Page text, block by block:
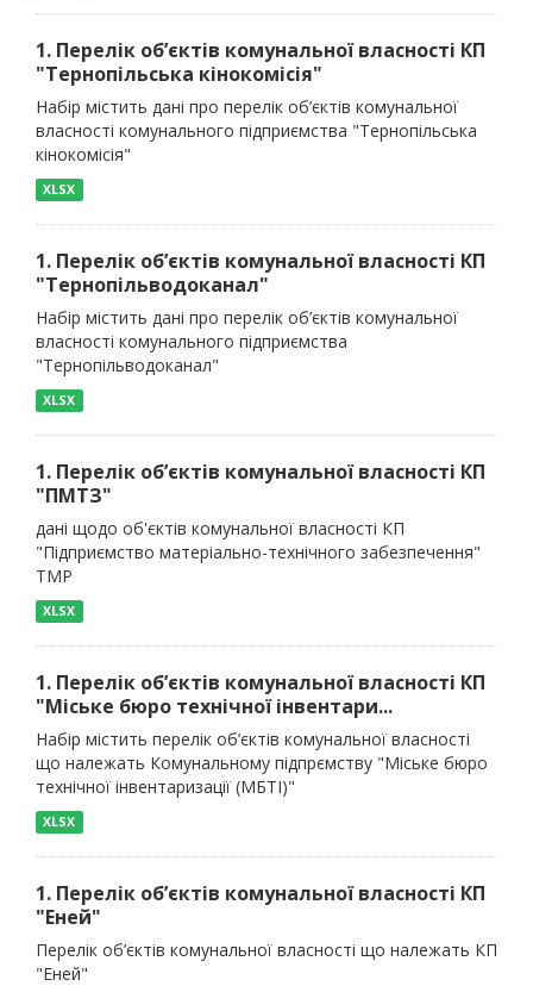
1. Перелік об’єктів комунальної власності КП
"Тернопільська кінокомісія"
Набір містить дані про перелік об’єктів комунальної
власності комунального підприємства "Тернопільська
кінокомісія"
XLSX
1. Перелік об’єктів комунальної власності КП
"Тернопільводоканал"
Набір містить дані про перелік об’єктів комунальної
власності комунального підприємства
"Тернопільводоканал"
XLSX
1. Перелік об’єктів комунальної власності КП
"ПМТЗ"
дані щодо об'єктів комунальної власності КП
"Підприємство матеріально-технічного забезпечення"
ТМР
XLSX
1. Перелік об’єктів комунальної власності КП
"Міське бюро технічної інвентари...
Набір містить перелік об’єктів комунальної власності
що належать Комунальному підпрємству "Міське бюро
технічної інвентаризації (МБТІ)"
XLSX
1. Перелік об’єктів комунальної власності КП
"Еней"
Перелік об’єктів комунальної власності що належать КП
"Еней"